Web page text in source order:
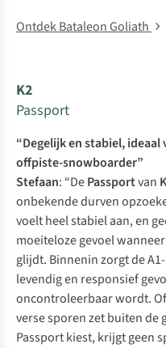
Ontdek Bataleon Goliath
K2
Passport
“Degelijk en stabiel,
offpiste-snowboarder”
Stefaan: “DePassportvan
onbekende durven
voelt heel stabiel aan, en
moeiteloze gevoel
glijdt. Binnenin zorgt de
levendig en responsief
oncontroleerbaar wordt.
verse sporen zet buiten de
Passport kiest, krijgt geen